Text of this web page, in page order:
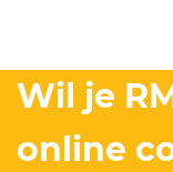
Wil je
online